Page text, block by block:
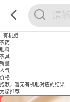
有机肥
农药
肥料
农具
销量
人气
价格
抱歉，暂无有机肥对应的结果
为您推荐